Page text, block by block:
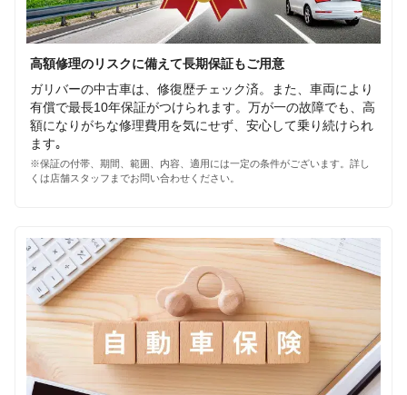
高額修理のリスクに備えて長期保証もご用意
ガリバーの中古車は、修復歴チェック済。また、車両により
有償で最長10年保証がつけられます。万が一の故障でも、高
額になりがちな修理費用を気にせず、安心して乗り続けられ
ます｡
※保証の付帯、期間、範囲、内容、適用には一定の条件がございます。詳し
くは店舗スタッフまでお問い合わせください。